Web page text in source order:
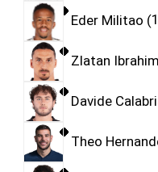
Eder Militao
Zlatan
Davide
Theo